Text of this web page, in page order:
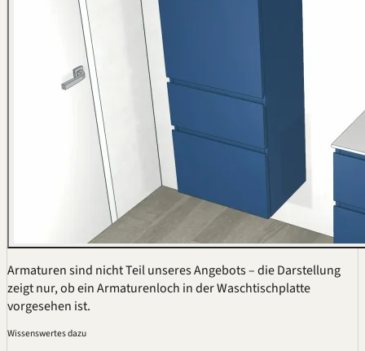
Armaturen sind nicht Teil unseres Angebots – die Darstellung
zeigt nur, ob ein Armaturenloch in der Waschtischplatte
vorgesehen ist.
Wissenswertes dazu